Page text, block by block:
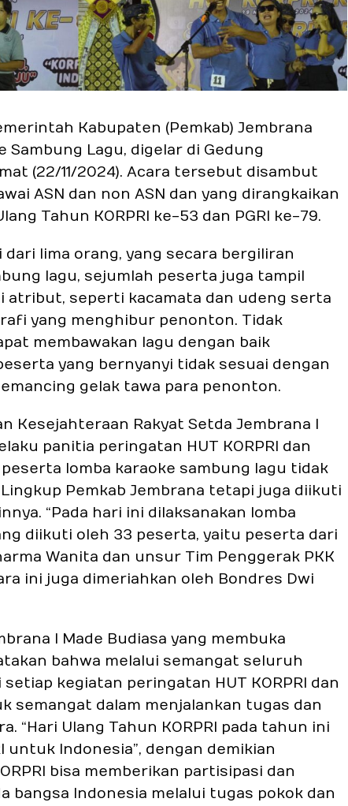
Kabupaten (Pemkab) Jembrana
Sambung Lagu, digelar di Gedung
(22/11/2024). Acara tersebut disambut
ASN dan non ASN dan yang dirangkaikan
Tahun KORPRI ke-53 dan PGRI ke-79.
lima orang, yang secara bergiliran
lagu, sejumlah peserta juga tampil
atribut, seperti kacamata dan udeng serta
yang menghibur penonton. Tidak
membawakan lagu dengan baik
yang bernyanyi tidak sesuai dengan
gelak tawa para penonton.
Kesejahteraan Rakyat Setda Jembrana I
panitia peringatan HUT KORPRI dan
peserta lomba karaoke sambung lagu tidak
Pemkab Jembrana tetapi juga diikuti
“Pada hari ini dilaksanakan lomba
diikuti oleh 33 peserta, yaitu peserta dari
Wanita dan unsur Tim Penggerak PKK
ini juga dimeriahkan oleh Bondres Dwi
I Made Budiasa yang membuka
bahwa melalui semangat seluruh
kegiatan peringatan HUT KORPRI dan
semangat dalam menjalankan tugas dan
“Hari Ulang Tahun KORPRI pada tahun ini
untuk Indonesia”, dengan demikian
bisa memberikan partisipasi dan
bangsa Indonesia melalui tugas pokok dan